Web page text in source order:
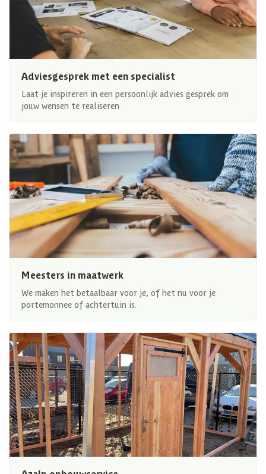
Adviesgesprek met een specialist
Laat je inspireren in een persoonlijk advies gesprek om
jouw wensen te realiseren
Meesters in maatwerk
We maken het betaalbaar voor je, of het nu voor je
portemonnee of achtertuin is.